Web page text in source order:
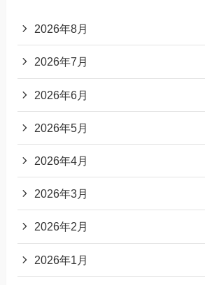
2026年8月
2026年7月
2026年6月
2026年5月
2026年4月
2026年3月
2026年2月
2026年1月